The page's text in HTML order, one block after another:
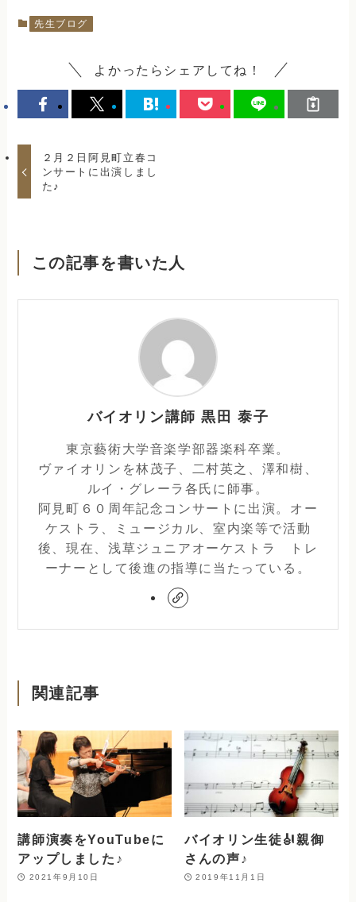
先生ブログ
よかったらシェアしてね！
２月２日阿見町立春コ
ンサートに出演しまし
た♪
この記事を書いた人
バイオリン講師 黒田 泰子
東京藝術大学音楽学部器楽科卒業。
ヴァイオリンを林茂子、二村英之、澤和樹、
ルイ・グレーラ各氏に師事。
阿見町６０周年記念コンサートに出演。オー
ケストラ、ミュージカル、室内楽等で活動
後、現在、浅草ジュニアオーケストラ トレ
ーナーとして後進の指導に当たっている。
関連記事
講師演奏をYouTubeに
アップしました♪
2021年9月10日
バイオリン生徒🎻親御
さんの声♪
2019年11月1日